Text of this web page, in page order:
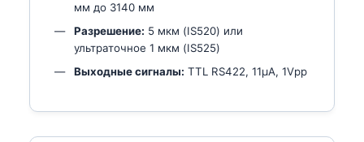
мм до 3140 мм
Разрешение: 5 мкм (IS520) или
ультраточное 1 мкм (IS525)
Выходные сигналы: TTL RS422, 11µA, 1Vpp